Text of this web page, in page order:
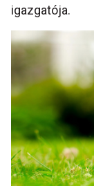
igazgatója.